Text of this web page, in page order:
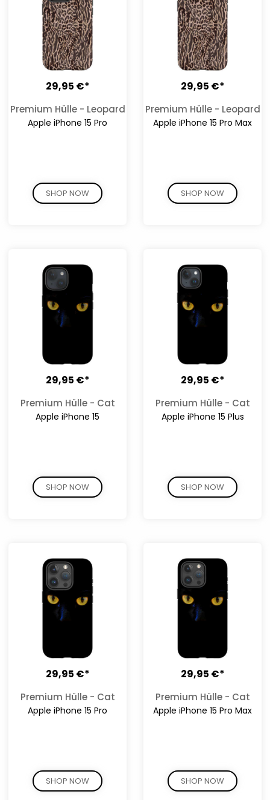
29,95 €*
Premium Hülle - Leopard
Apple iPhone 15 Pro
SHOP NOW
29,95 €*
Premium Hülle - Leopard
Apple iPhone 15 Pro Max
SHOP NOW
29,95 €*
Premium Hülle - Cat
Apple iPhone 15
SHOP NOW
29,95 €*
Premium Hülle - Cat
Apple iPhone 15 Plus
SHOP NOW
29,95 €*
Premium Hülle - Cat
Apple iPhone 15 Pro
SHOP NOW
29,95 €*
Premium Hülle - Cat
Apple iPhone 15 Pro Max
SHOP NOW